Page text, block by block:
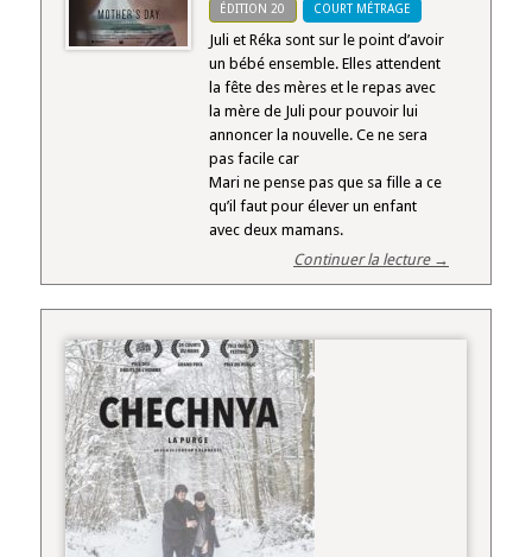
ÉDITION 20 COURT MÉTRAGE
Juli et Réka sont sur le point d’avoir
un bébé ensemble. Elles attendent
la fête des mères et le repas avec
la mère de Juli pour pouvoir lui
annoncer la nouvelle. Ce ne sera
pas facile car
Mari ne pense pas que sa fille a ce
qu’il faut pour élever un enfant
avec deux mamans.
Continuer la lecture →